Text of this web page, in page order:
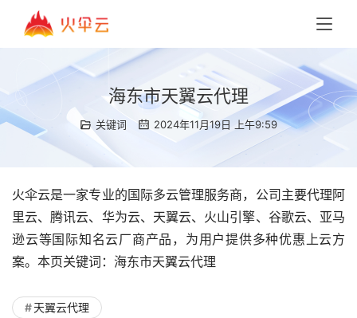
海东市天翼云代理
关键词 2024年11月19日 上午9:59
火伞云是一家专业的国际多云管理服务商，公司主要代理阿
里云、腾讯云、华为云、天翼云、火山引擎、谷歌云、亚马
逊云等国际知名云厂商产品，为用户提供多种优惠上云方
案。本页关键词：海东市天翼云代理
天翼云代理